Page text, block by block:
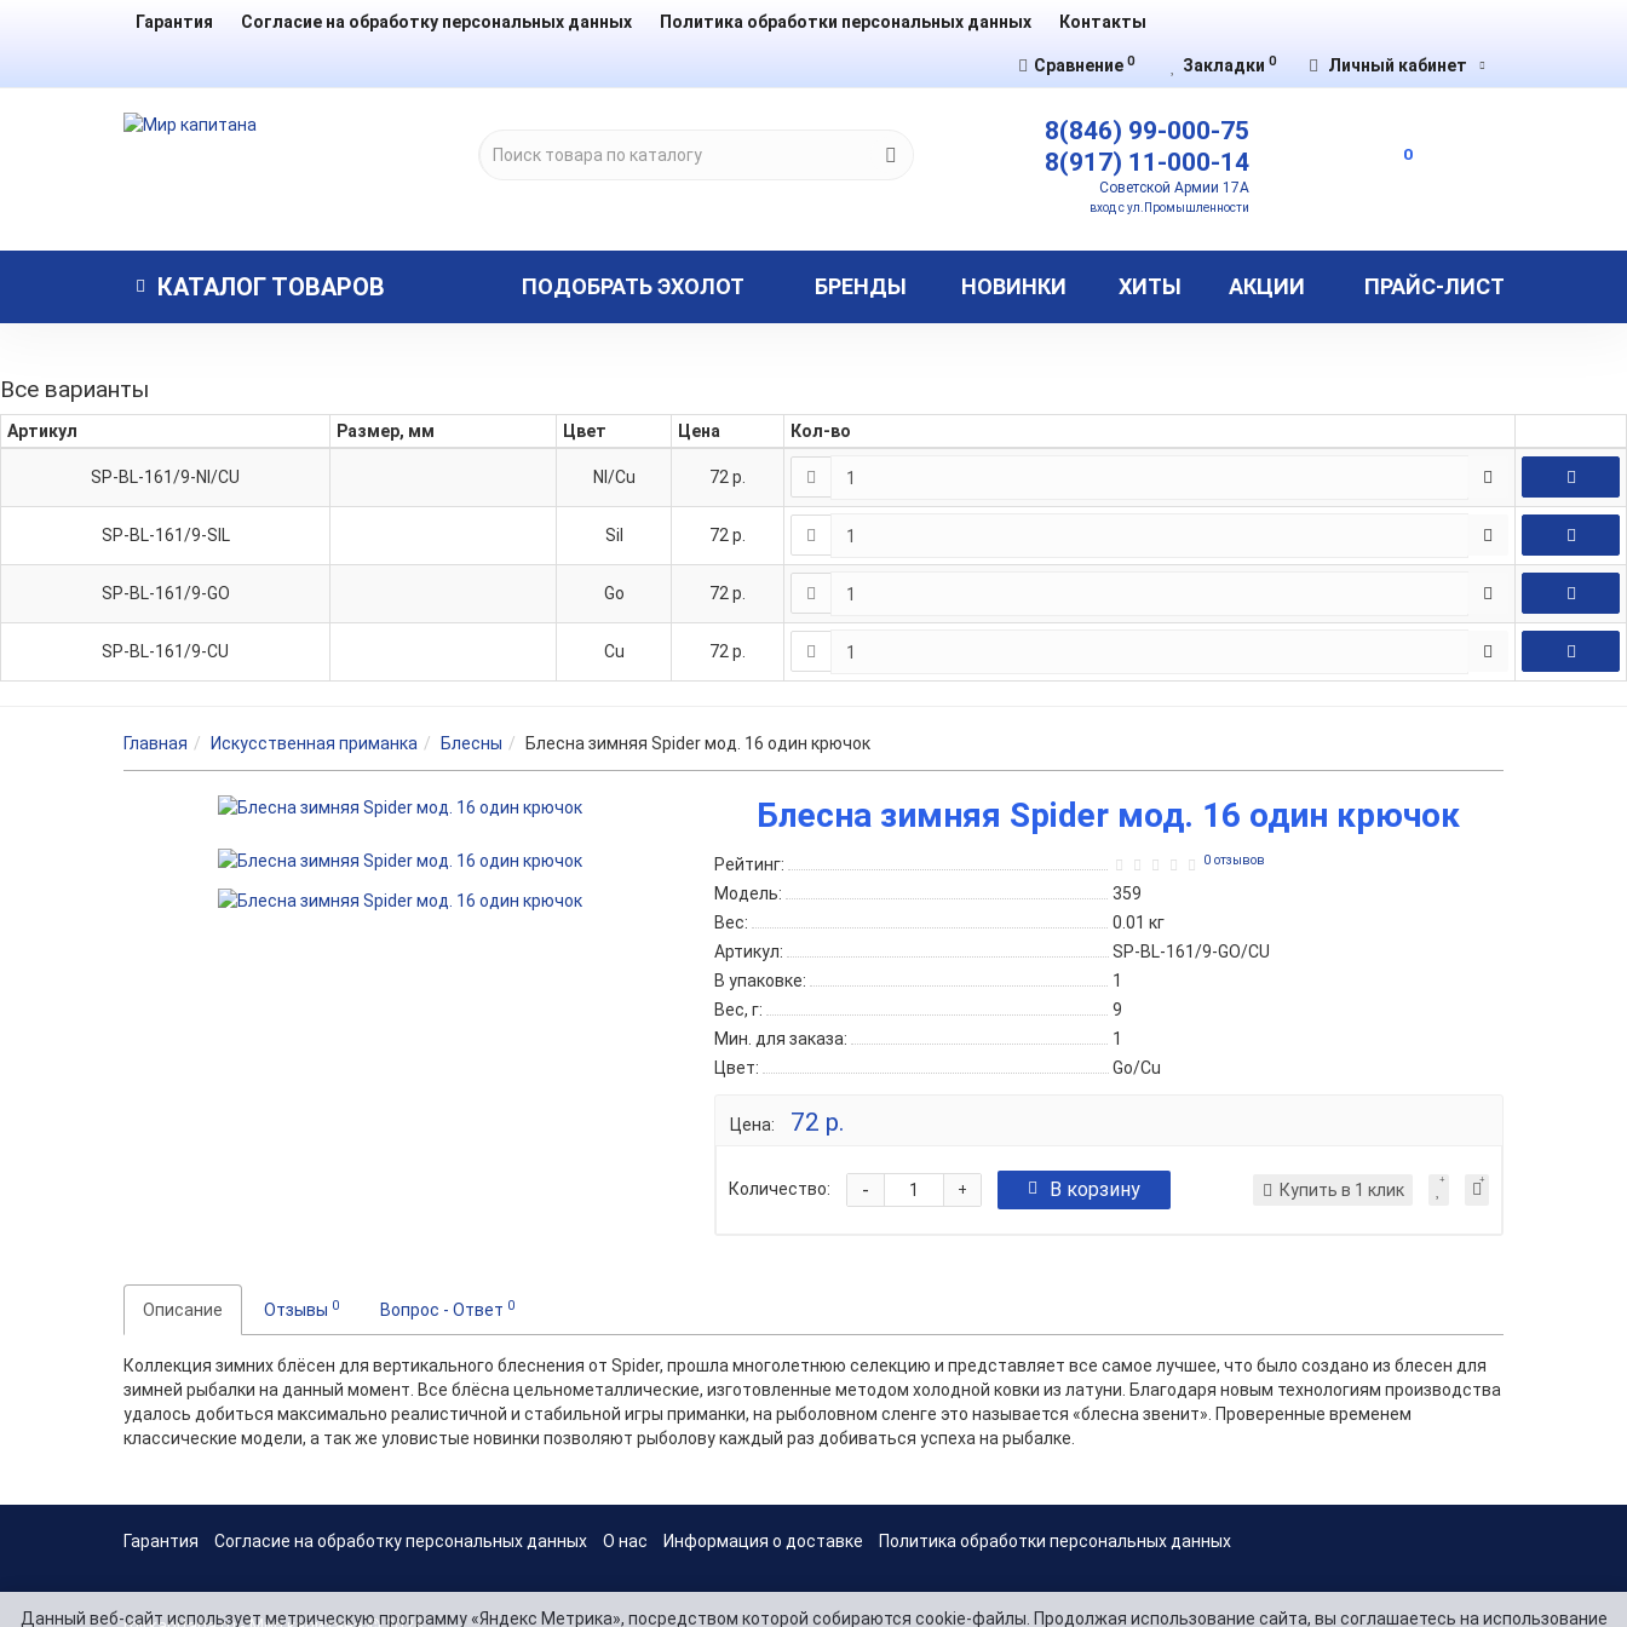
Гарантия Согласие на обработку персональных данных Политика обработки персональных данных Контакты
Сравнение 0 Закладки 0 Личный кабинет
8(846) 99-000-75
8(917) 11-000-14
Советской Армии 17А
вход с ул.Промышленности
0
КАТАЛОГ ТОВАРОВ ПОДОБРАТЬ ЭХОЛОТ БРЕНДЫ НОВИНКИ ХИТЫ АКЦИИ ПРАЙС-ЛИСТ
Все варианты
Артикул Размер, мм Цвет Цена Кол-во
SP-BL-161/9-NI/CU NI/Cu 72 р.
SP-BL-161/9-SIL Sil 72 р.
SP-BL-161/9-GO Go 72 р.
SP-BL-161/9-CU Cu 72 р.
Главная Искусственная приманка Блесны Блесна зимняя Spider мод. 16 один крючок
Блесна зимняя Spider мод. 16 один крючок
Рейтинг: 0 отзывов
Модель:
359
Вес:
0.01 кг
Артикул:
SP-BL-161/9-GO/CU
В упаковке:
1
Вес, г:
9
Мин. для заказа:
1
Цвет:
Go/Cu
Цена: 72 р.
Количество: +
- В корзину Купить в 1 клик
Описание Отзывы 0 Вопрос - Ответ 0
Коллекция зимних блёсен для вертикального блеснения от Spider, прошла многолетнюю селекцию и представляет все самое лучшее, что было создано из блесен для
зимней рыбалки на данный момент. Все блёсна цельнометаллические, изготовленные методом холодной ковки из латуни. Благодаря новым технологиям производства
удалось добиться максимально реалистичной и стабильной игры приманки, на рыболовном сленге это называется «блесна звенит». Проверенные временем
классические модели, а так же уловистые новинки позволяют рыболову каждый раз добиваться успеха на рыбалке.
Гарантия Согласие на обработку персональных данных О нас Информация о доставке Политика обработки персональных данных
Данный веб-сайт использует метрическую программу «Яндекс Метрика», посредством которой собираются cookie-файлы. Продолжая использование сайта, вы соглашаетесь на использование